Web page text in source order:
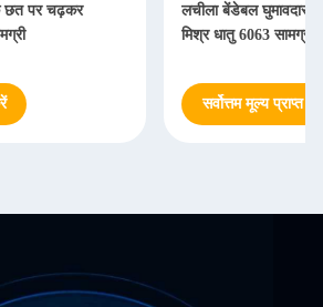
छत पर चढ़कर
लचीला बेंडेबल घुमावदार
मिश्र धातु 6063 सामग्री:
सर्वोत्तम मूल्य प्राप्त